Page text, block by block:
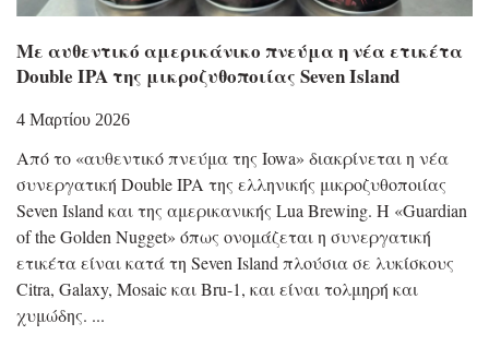
Με αυθεντικό αμερικάνικο πνεύμα η νέα ετικέτα
Double IPA της μικροζυθοποιίας Seven Island
4 Μαρτίου 2026
Από το «αυθεντικό πνεύμα της Iowa» διακρίνεται η νέα
συνεργατική Double IPA της ελληνικής μικροζυθοποιίας
Seven Island και της αμερικανικής Lua Brewing. Η «Guardian
of the Golden Nugget» όπως ονομάζεται η συνεργατική
ετικέτα είναι κατά τη Seven Island πλούσια σε λυκίσκους
Citra, Galaxy, Mosaic και Bru-1, και είναι τολμηρή και
χυμώδης.